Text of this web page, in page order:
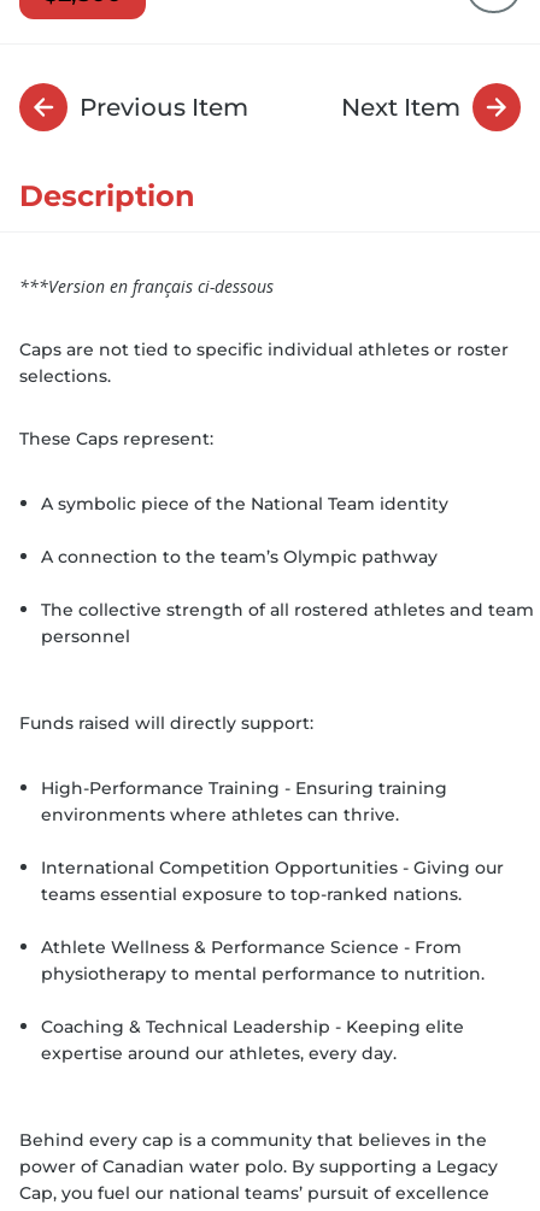
Previous Item Next Item
Description
***Version en français ci-dessous
Caps are not tied to specific individual athletes or roster
selections.
These Caps represent:
A symbolic piece of the National Team identity
A connection to the team’s Olympic pathway
The collective strength of all rostered athletes and team
personnel
Funds raised will directly support:
High-Performance Training - Ensuring training
environments where athletes can thrive.
International Competition Opportunities - Giving our
teams essential exposure to top-ranked nations.
Athlete Wellness & Performance Science - From
physiotherapy to mental performance to nutrition.
Coaching & Technical Leadership - Keeping elite
expertise around our athletes, every day.
Behind every cap is a community that believes in the
power of Canadian water polo. By supporting a Legacy
Cap, you fuel our national teams’ pursuit of excellence